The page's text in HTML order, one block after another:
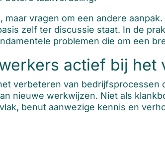
vragen om een andere
zelf ter discussie staat. In de
problemen die om een
actief bij het
verbeteren van
nieuwe werkwijzen. Niet als
benut aanwezige kennis en